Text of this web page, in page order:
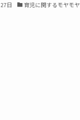
日 育児に関するモヤモヤ